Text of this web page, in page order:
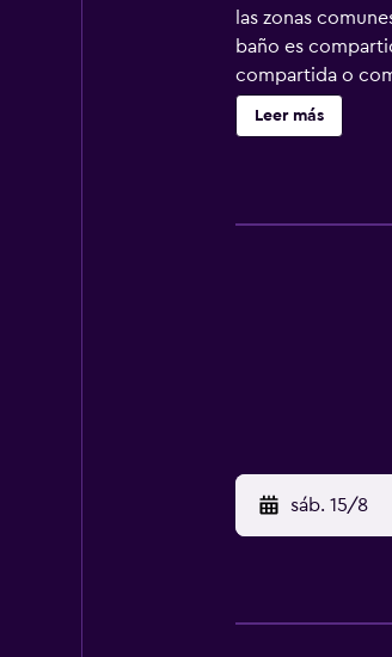
las zonas
baño es
compartida o
y microondas.
acceso a
Leer más
sáb. 15/8